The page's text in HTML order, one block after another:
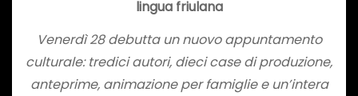
lingua friulana
Venerdì 28 debutta un nuovo appuntamento
culturale: tredici autori, dieci case di produzione,
anteprime, animazione per famiglie e un’intera